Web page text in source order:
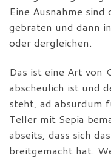
Eine Ausnahme
gebraten und dann
oder dergleichen.
Das ist eine Art von
abscheulich ist und
steht, ad absurdum
Teller mit Sepia
abseits, dass sich
breitgemacht hat.